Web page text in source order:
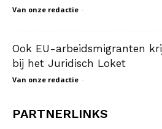
Van onze redactie -
Ook EU-arbeidsmigranten
bij het Juridisch Loket
Van onze redactie -
PARTNERLINKS